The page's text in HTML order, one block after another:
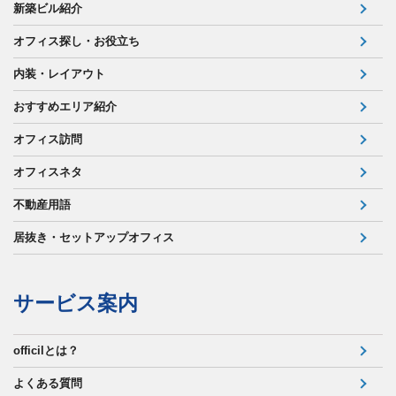
新築ビル紹介
オフィス探し・お役立ち
内装・レイアウト
おすすめエリア紹介
オフィス訪問
オフィスネタ
不動産用語
居抜き・セットアップオフィス
サービス案内
officilとは？
よくある質問